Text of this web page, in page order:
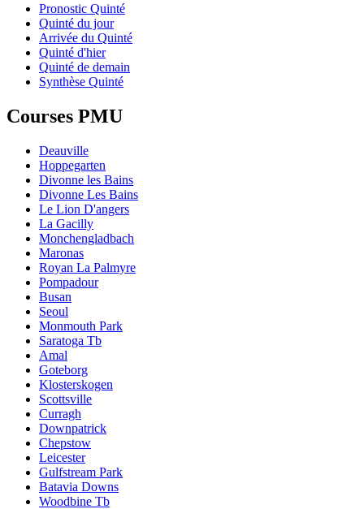
Pronostic Quinté
Quinté du jour
Arrivée du Quinté
Quinté d'hier
Quinté de demain
Synthèse Quinté
Courses PMU
Deauville
Hoppegarten
Divonne les Bains
Divonne Les Bains
Le Lion D'angers
La Gacilly
Monchengladbach
Maronas
Royan La Palmyre
Pompadour
Busan
Seoul
Monmouth Park
Saratoga Tb
Amal
Goteborg
Klosterskogen
Scottsville
Curragh
Downpatrick
Chepstow
Leicester
Gulfstream Park
Batavia Downs
Woodbine Tb